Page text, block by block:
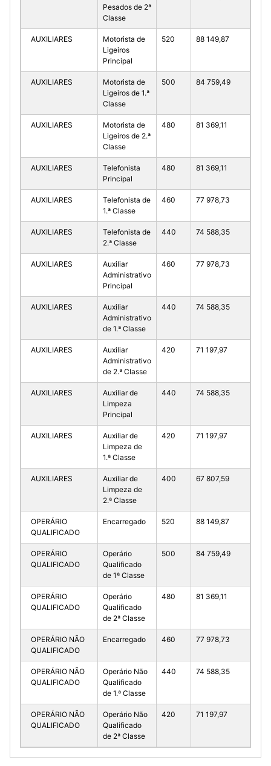
Pesados de 2ª
Classe
AUXILIARES
Motorista de
Ligeiros
Principal
520 88 149,87
AUXILIARES
Motorista de
Ligeiros de 1.ª
Classe
500 84 759,49
AUXILIARES
Motorista de
Ligeiros de 2.ª
Classe
480 81 369,11
AUXILIARES
Telefonista
Principal
480 81 369,11
AUXILIARES
Telefonista de
1.ª Classe
460 77 978,73
AUXILIARES
Telefonista de
2.ª Classe
440 74 588,35
AUXILIARES
Auxiliar
Administrativo
Principal
460 77 978,73
AUXILIARES
Auxiliar
Administrativo
de 1.ª Classe
440 74 588,35
AUXILIARES
Auxiliar
Administrativo
de 2.ª Classe
420 71 197,97
AUXILIARES
Auxiliar de
Limpeza
Principal
440 74 588,35
AUXILIARES
Auxiliar de
Limpeza de
1.ª Classe
420 71 197,97
AUXILIARES
Auxiliar de
Limpeza de
2.ª Classe
400 67 807,59
OPERÁRIO
QUALIFICADO
Encarregado 520 88 149,87
OPERÁRIO
QUALIFICADO
Operário
Qualificado
de 1ª Classe
500 84 759,49
OPERÁRIO
QUALIFICADO
Operário
Qualificado
de 2ª Classe
480 81 369,11
OPERÁRIO NÃO
QUALIFICADO
Encarregado 460 77 978,73
OPERÁRIO NÃO
QUALIFICADO
Operário Não
Qualificado
de 1.ª Classe
440 74 588,35
OPERÁRIO NÃO
QUALIFICADO
Operário Não
Qualificado
de 2ª Classe
420 71 197,97